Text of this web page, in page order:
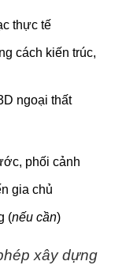
thực tế
cách kiến trúc,
ngoại thất
phối cảnh
gia chủ
(nếu cần)
xây dựng